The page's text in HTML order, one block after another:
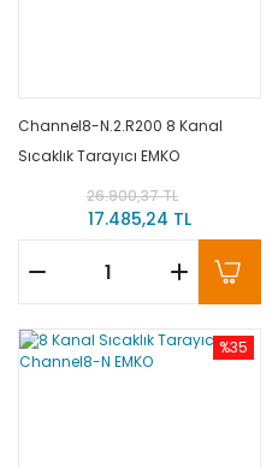
Channel8-N.2.R200 8 Kanal
Sıcaklık Tarayıcı EMKO
26.900,37 TL
17.485,24 TL
%35